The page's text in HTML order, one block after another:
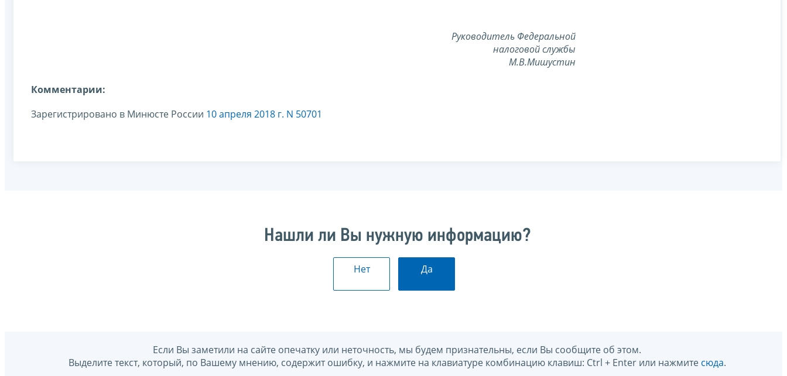
Руководитель Федеральной
налоговой службы
М.В.Мишустин
Комментарии:
Зарегистрировано в Минюсте России 10 апреля 2018 г. N 50701
Нашли ли Вы нужную информацию?
Нет Да
Если Вы заметили на сайте опечатку или неточность, мы будем признательны, если Вы сообщите об этом.
Выделите текст, который, по Вашему мнению, содержит ошибку, и нажмите на клавиатуре комбинацию клавиш: Ctrl + Enter или нажмите сюда.